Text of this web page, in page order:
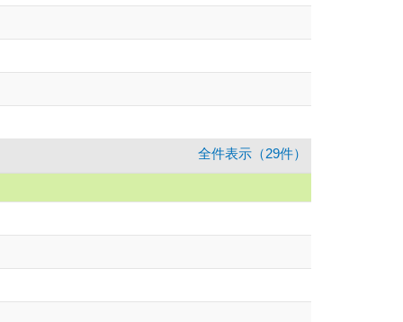
全件表示（29件）